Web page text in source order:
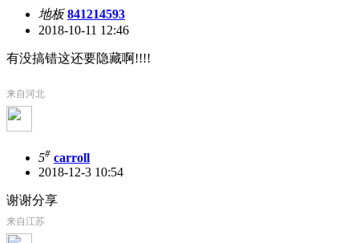
地板 841214593
2018-10-11 12:46
有没搞错这还要隐藏啊!!!!
来自河北
5# carroll
2018-12-3 10:54
谢谢分享
来自江苏